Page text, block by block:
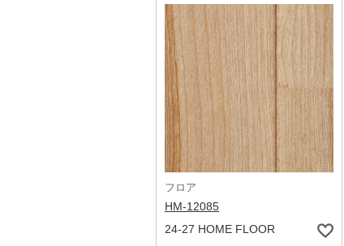
フロア
HM-12085
24-27 HOME FLOOR